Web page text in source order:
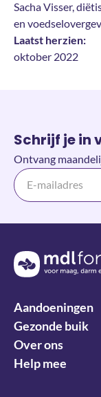
Sacha Visser,
en
Laatst herzien:
oktober 2022
Schrijf je in
Ontvang
Terug naar de
Aandoeningen
Gezonde buik
Over ons
Help mee